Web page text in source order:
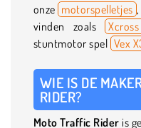
onze motorspelletjes
vinden zoals
stuntmotor spel Vex
WIE IS DE
RIDER?
Moto Traffic Rider is